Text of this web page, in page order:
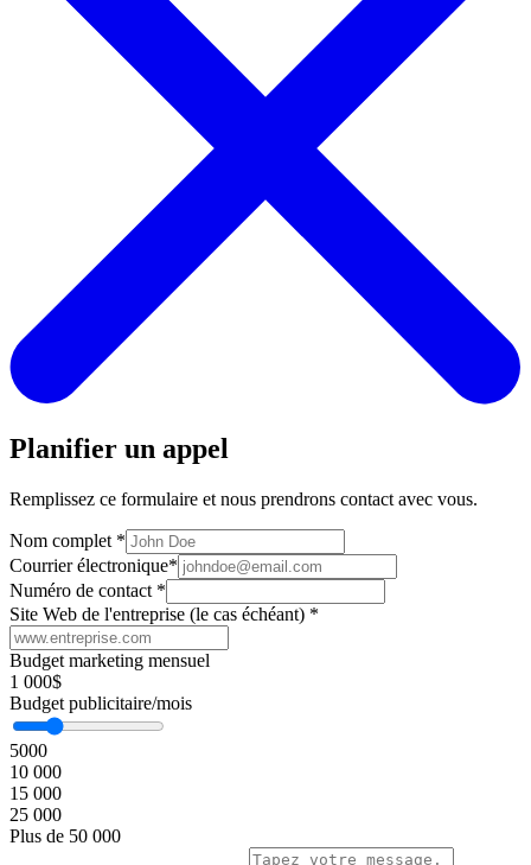
Planifier un appel
Remplissez ce formulaire et nous prendrons contact avec vous.
Nom complet *
Courrier électronique*
Numéro de contact *
Site Web de l'entreprise (le cas échéant) *
Budget marketing mensuel
1 000$
Budget publicitaire/mois
5000
10 000
15 000
25 000
Plus de 50 000